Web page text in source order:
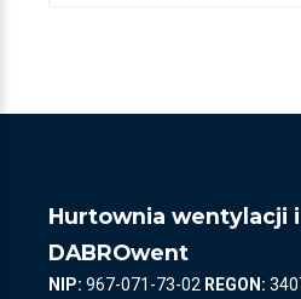
Hurtownia wentylacji
DABROwent
NIP: 967-071-73-02 REGON: